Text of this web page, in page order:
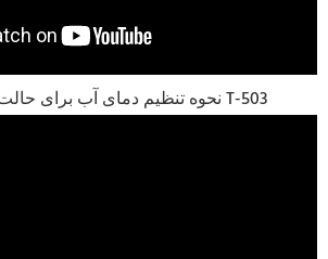
نحوه تنظیم دمای آب برای حالت هوشمند چیلر T-503